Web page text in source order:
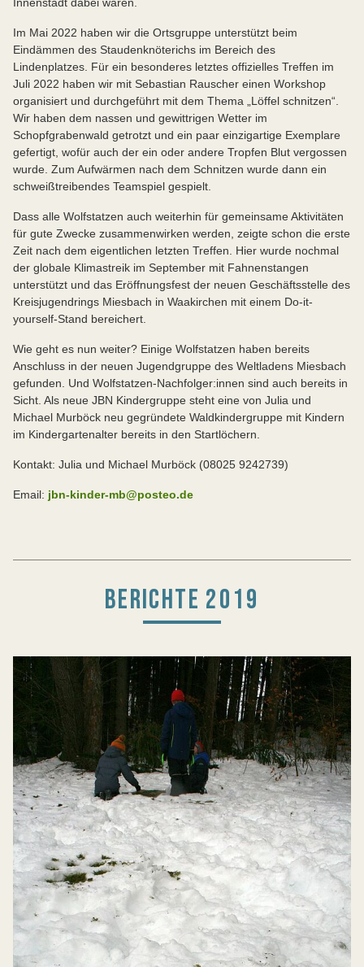
Innenstadt dabei waren.
Im Mai 2022 haben wir die Ortsgruppe unterstützt beim
Eindämmen des Staudenknöterichs im Bereich des
Lindenplatzes. Für ein besonderes letztes offizielles Treffen im
Juli 2022 haben wir mit Sebastian Rauscher einen Workshop
organisiert und durchgeführt mit dem Thema „Löffel schnitzen“.
Wir haben dem nassen und gewittrigen Wetter im
Schopfgrabenwald getrotzt und ein paar einzigartige Exemplare
gefertigt, wofür auch der ein oder andere Tropfen Blut vergossen
wurde. Zum Aufwärmen nach dem Schnitzen wurde dann ein
schweißtreibendes Teamspiel gespielt.
Dass alle Wolfstatzen auch weiterhin für gemeinsame Aktivitäten
für gute Zwecke zusammenwirken werden, zeigte schon die erste
Zeit nach dem eigentlichen letzten Treffen. Hier wurde nochmal
der globale Klimastreik im September mit Fahnenstangen
unterstützt und das Eröffnungsfest der neuen Geschäftsstelle des
Kreisjugendrings Miesbach in Waakirchen mit einem Do-it-
yourself-Stand bereichert.
Wie geht es nun weiter? Einige Wolfstatzen haben bereits
Anschluss in der neuen Jugendgruppe des Weltladens Miesbach
gefunden. Und Wolfstatzen-Nachfolger:innen sind auch bereits in
Sicht. Als neue JBN Kindergruppe steht eine von Julia und
Michael Murböck neu gegründete Waldkindergruppe mit Kindern
im Kindergartenalter bereits in den Startlöchern.
Kontakt: Julia und Michael Murböck (08025 9242739)
Email: jbn-kinder-mb@posteo.de
BERICHTE 2019